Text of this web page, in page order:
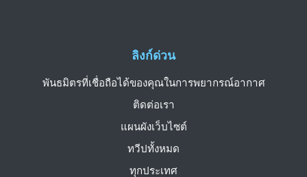
ลิงก์ด่วน
พันธมิตรที่เชื่อถือได้ของคุณในการพยากรณ์อากาศ
ติดต่อเรา
แผนผังเว็บไซต์
ทวีปทั้งหมด
ทุกประเทศ